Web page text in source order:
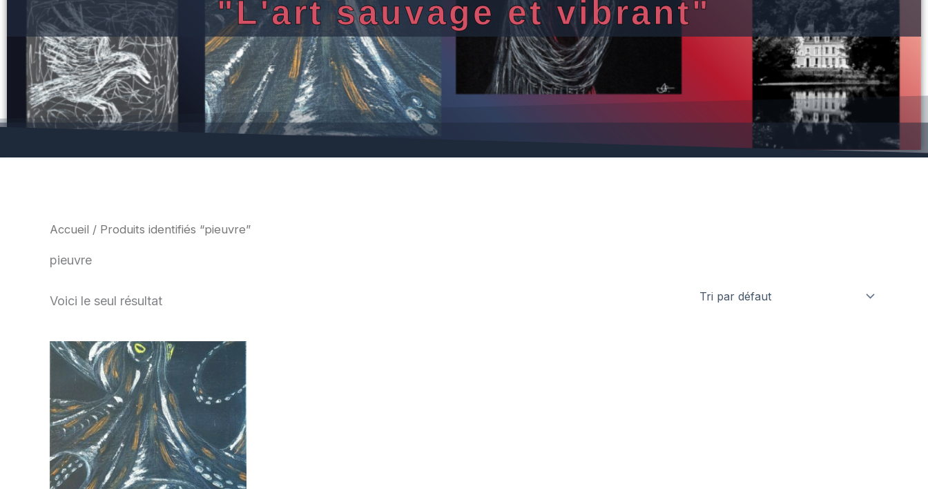
"L'art sauvage et vibrant"
Accueil / Produits identifiés “pieuvre”
pieuvre
Voici le seul résultat